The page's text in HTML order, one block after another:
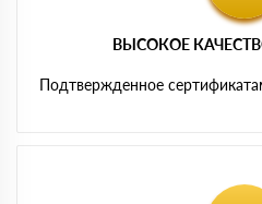
ВЫСОКОЕ
Подтвержденное